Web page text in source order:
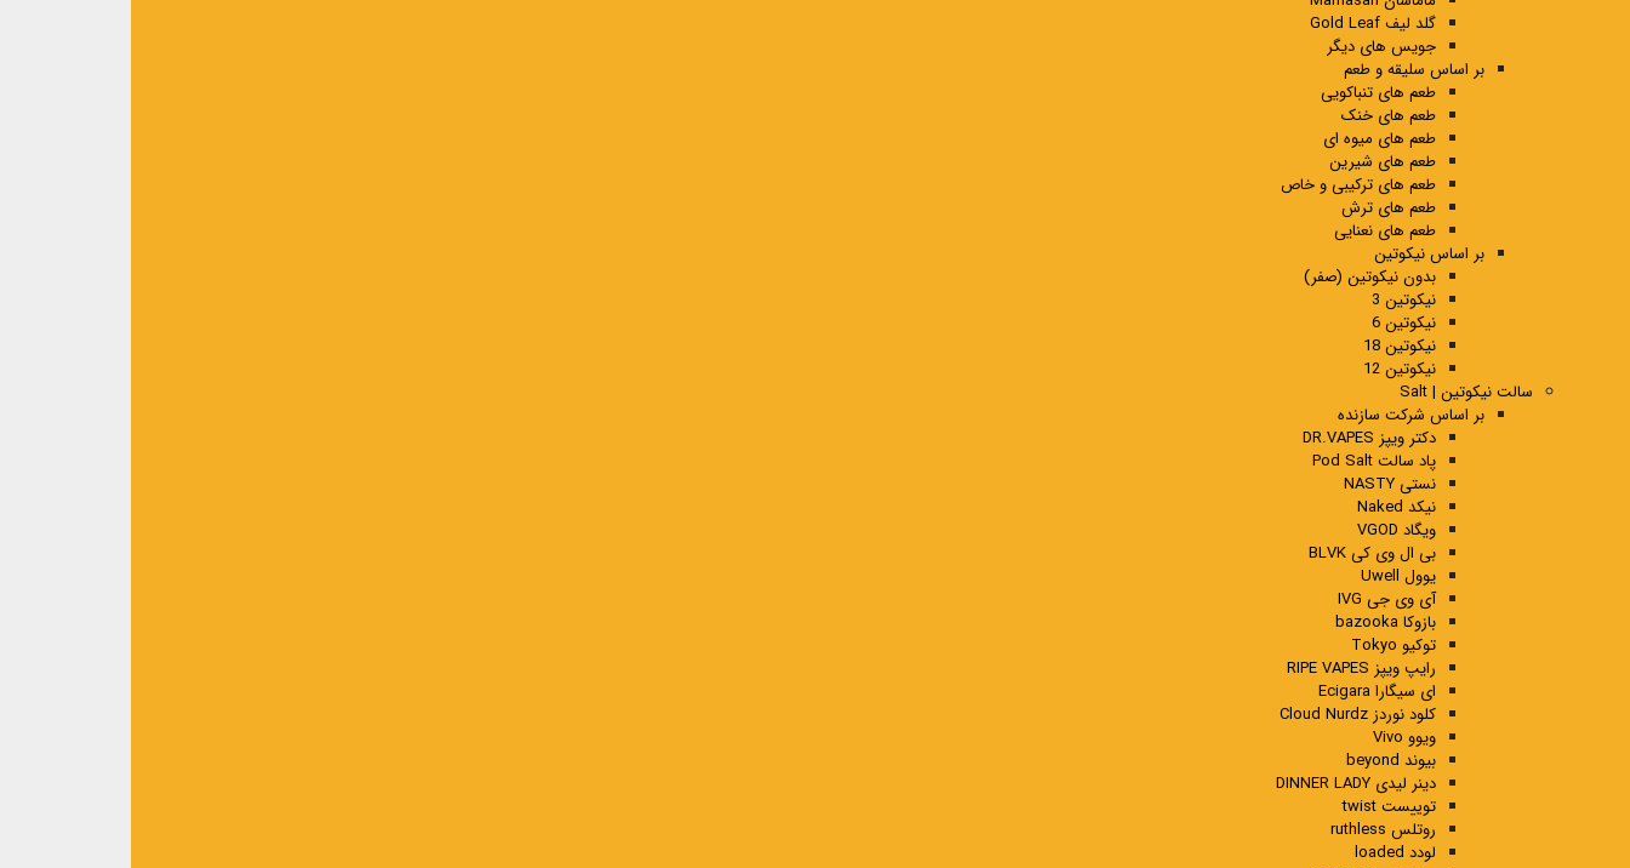
گلد لیف Gold Leaf
جویس های دیگر
بر اساس سلیقه و طعم
طعم های تنباکویی
طعم های خنک
طعم های میوه ای
طعم های شیرین
طعم های ترکیبی و خاص
طعم های ترش
طعم های نعنایی
بر اساس نیکوتین
بدون نیکوتین (صفر)
نیکوتین 3
نیکوتین 6
نیکوتین 18
نیکوتین 12
سالت نیکوتین | Salt
بر اساس شرکت سازنده
دکتر ویپز DR.VAPES
پاد سالت Pod Salt
نستی NASTY
نیکد Naked
ویگاد VGOD
بی ال وی کی BLVK
یوول Uwell
آی وی جی IVG
بازوکا bazooka
توکیو Tokyo
رایپ ویپز RIPE VAPES
ای سیگارا Ecigara
کلود نوردز Cloud Nurdz
ویوو Vivo
بیوند beyond
دینر لیدی DINNER LADY
توییست twist
روتلس ruthless
لودد loaded